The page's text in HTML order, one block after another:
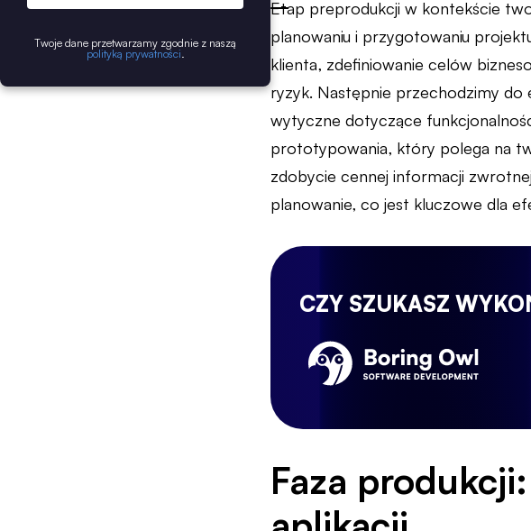
Twoje dane przetwarzamy zgodnie z naszą
polityką prywatności
Etap preprodukcji w kontekście
planowaniu i przygotowaniu
klienta, zdefiniowanie celów
ryzyk. Następnie przechodzimy
wytyczne dotyczące
prototypowania, który polega na
zdobycie cennej informacji
planowanie, co jest kluczowe dla
CZY SZUKASZ
Faza